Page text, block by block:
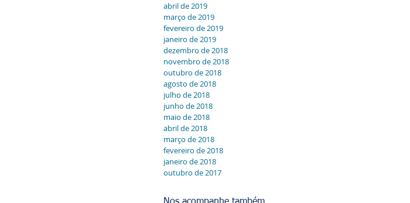
abril de 2019
março de 2019
fevereiro de 2019
janeiro de 2019
dezembro de 2018
novembro de 2018
outubro de 2018
agosto de 2018
julho de 2018
junho de 2018
maio de 2018
abril de 2018
março de 2018
fevereiro de 2018
janeiro de 2018
outubro de 2017